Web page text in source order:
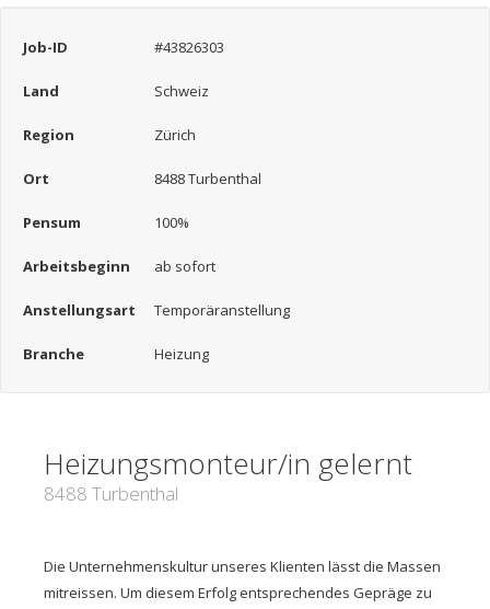
Job-ID #43826303
Land Schweiz
Region Zürich
Ort 8488 Turbenthal
Pensum 100%
Arbeitsbeginn ab sofort
Anstellungsart Temporäranstellung
Branche Heizung
Heizungsmonteur/in gelernt
8488 Turbenthal
Die Unternehmenskultur unseres Klienten lässt die Massen
mitreissen. Um diesem Erfolg entsprechendes Gepräge zu